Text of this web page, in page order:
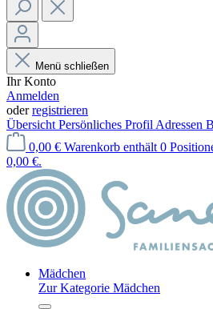
Menü schließen
Ihr Konto
Anmelden
oderregistrieren
Übersicht Persönliches Profil Adressen
0,00 € Warenkorb enthält 0
0,00 €.
Mädchen
Zur Kategorie Mädchen